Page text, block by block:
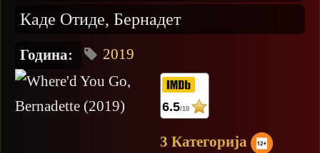
Каде Отиде, Бернадет
Година: 2019
6.5/10
3 Категорија